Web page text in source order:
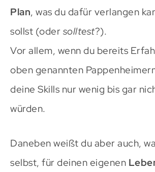
Plan, was du dafür verlangen
sollst (oder solltest?).
Vor allem, wenn du bereits
oben genannten
deine Skills nur wenig bis gar
würden.
Daneben weißt du aber auch,
selbst, für deinen eigenen